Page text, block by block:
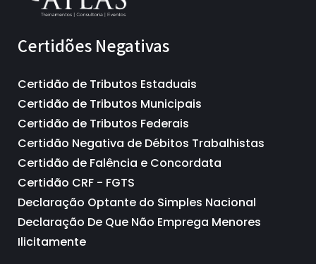
Certidões Negativas
Certidão de Tributos Estaduais
Certidão de Tributos Municipais
Certidão de Tributos Federais
Certidão Negativa de Débitos Trabalhistas
Certidão de Falência e Concordata
Certidão CRF - FGTS
Declaração Optante do Simples Nacional
Declaração De Que Não Emprega Menores
Ilicitamente